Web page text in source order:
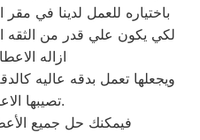
باختياره للعمل لدينا في مقر
لكي يكون علي قدر من الثقه
ازاله
ويجعلها تعمل بدقه عاليه
تصيبها الاعطال المختلفه.
فيمكنك حل جميع